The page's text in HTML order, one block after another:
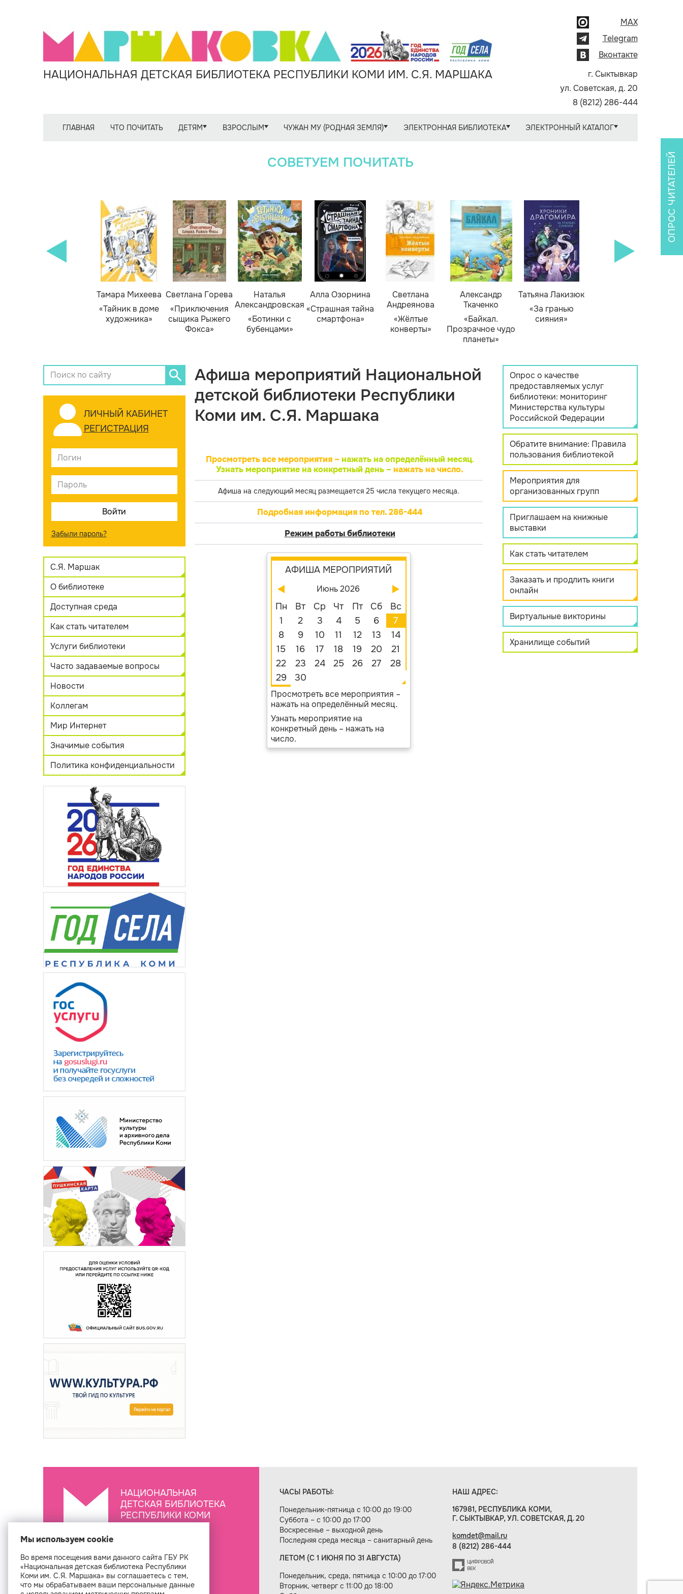
НАЦИОНАЛЬНАЯ ДЕТСКАЯ БИБЛИОТЕКА РЕСПУБЛИКИ КОМИ ИМ. С.Я. МАРШАКА
MAX
Telegram
Вконтакте
г. Сыктывкар
ул. Советская, д. 20
8 (8212) 286-444
ГЛАВНАЯ ЧТО ПОЧИТАТЬ ДЕТЯМ ВЗРОСЛЫМ ЧУЖАН МУ (РОДНАЯ ЗЕМЛЯ) ЭЛЕКТРОННАЯ БИБЛИОТЕКА ЭЛЕКТРОННЫЙ КАТАЛОГ
СОВЕТУЕМ ПОЧИТАТЬ
Тамара Михеева
«Тайник в доме
художника»
Светлана Горева
«Приключения
сыщика Рыжего
Фокса»
Наталья
Александровская
«Ботинки с
бубенцами»
Алла Озорнина
«Страшная тайна
смартфона»
Светлана
Андреянова
«Жёлтые
конверты»
Александр
Ткаченко
«Байкал.
Прозрачное чудо
планеты»
Татьяна Лакизюк
«За гранью
сияния»
ЛИЧНЫЙ КАБИНЕТ
РЕГИСТРАЦИЯ
Забыли пароль?
С.Я. Маршак
О библиотеке
Доступная среда
Как стать читателем
Услуги библиотеки
Часто задаваемые вопросы
Новости
Коллегам
Мир Интернет
Значимые события
Политика конфиденциальности
Афиша мероприятий Национальной
детской библиотеки Республики
Коми им. С.Я. Маршака
Просмотреть все мероприятия – нажать на определённый месяц.
Узнать мероприятие на конкретный день –нажать на число.
Афиша на следующий месяц размещается 25 числа текущего месяца.
Подробная информация по тел. 286-444
Режим работы библиотеки
АФИША МЕРОПРИЯТИЙ
Июнь 2026
Пн Вт Ср Чт Пт Сб
Вс
1
2 3 4 5 6
7
8
9 10 11 12 13
14
15
16 17 18 19 20
21
22
23 24 25 26 27
28
29
30
Просмотреть все мероприятия –
нажать на определённый месяц.
Узнать мероприятие на
конкретный день – нажать на
число.
ОПРОС ЧИТАТЕЛЕЙ
Опрос о качестве
предоставляемых услуг
библиотеки: мониторинг
Министерства культуры
Российской Федерации
Обратите внимание: Правила
пользования библиотекой
Мероприятия для
организованных групп
Приглашаем на книжные
выставки
Как стать читателем
Заказать и продлить книги
онлайн
Виртуальные викторины
Хранилище событий
НАЦИОНАЛЬНАЯ
ДЕТСКАЯ БИБЛИОТЕКА
РЕСПУБЛИКИ КОМИ
ЧАСЫ РАБОТЫ:
Понедельник-пятница с 10:00 до 19:00
Суббота – с 10:00 до 17:00
Воскресенье – выходной день
Последняя среда месяца – санитарный день
ЛЕТОМ (С 1 ИЮНЯ ПО 31 АВГУСТА)
Понедельник, среда, пятница с 10:00 до 17:00
Вторник, четверг с 11:00 до 18:00
НАШ АДРЕС:
167981, РЕСПУБЛИКА КОМИ,
Г. СЫКТЫВКАР, УЛ. СОВЕТСКАЯ, Д. 20
komdet@mail.ru
8 (8212) 286-444
Создание сайта — веб-студия «Цифровой век»
Мы используем cookie
Во время посещения вами данного сайта ГБУ РК
«Национальная детская библиотека Республики
Коми им. С.Я. Маршака» вы соглашаетесь с тем,
что мы обрабатываем ваши персональные данные